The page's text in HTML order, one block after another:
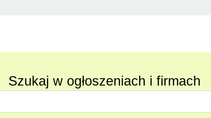
Szukaj w ogłoszeniach i firmach